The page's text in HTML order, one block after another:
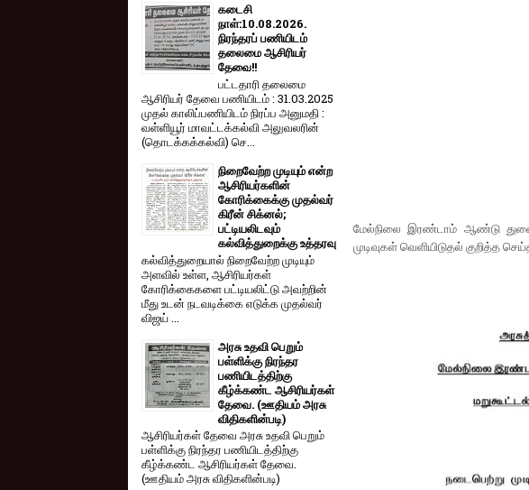
மேல்நிலை இரண்டாம் ஆண்டு
முடிவுகள் வெளியிடுதல் குறித்த
கடைசி
நாள்:10.08.2026.
நிரந்தரப் பணியிடம்
தலைமை ஆசிரியர்
தேவை!!
பட்டதாரி தலைமை
ஆசிரியர் தேவை பணியிடம் : 31.03.2025
முதல் காலிப்பணியிடம் நிரப்ப அனுமதி :
வள்ளியூர் மாவட்டக்கல்வி அலுவலரின்
(தொடக்கக்கல்வி) செ...
நிறைவேற்ற முடியும் என்ற
ஆசிரியர்களின்
கோரிக்கைக்கு முதல்வர்
கிரீன் சிக்னல்;
பட்டியலிடவும்
கல்வித்துறைக்கு உத்தரவு
கல்வித்துறையால் நிறைவேற்ற முடியும்
அளவில் உள்ள, ஆசிரியர்கள்
கோரிக்கைகளை பட்டியலிட்டு அவற்றின்
மீது உடன் நடவடிக்கை எடுக்க முதல்வர்
விஜய் ...
அரசு உதவி பெறும்
பள்ளிக்கு நிரந்தர
பணியிடத்திற்கு
கீழ்க்கண்ட ஆசிரியர்கள்
தேவை. (ஊதியம் அரசு
விதிகளின்படி)
ஆசிரியர்கள் தேவை அரசு உதவி பெறும்
பள்ளிக்கு நிரந்தர பணியிடத்திற்கு
கீழ்க்கண்ட ஆசிரியர்கள் தேவை.
(ஊதியம் அரசு விதிகளின்படி)